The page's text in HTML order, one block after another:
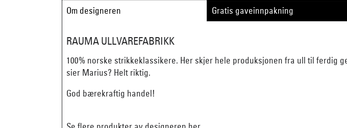
Om designeren Gratis gaveinnpakning
RAUMA ULLVAREFABRIKK
100% norske strikkeklassikere. Her skjer hele produksjonen fra ull til ferdig
sier Marius? Helt riktig.
God bærekraftig handel!